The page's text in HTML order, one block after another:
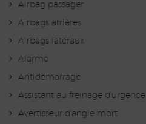
Airbag passager
Airbags arrières
Airbags latéraux
Alarme
Antidémarrage
Assistant au freinage d'urgence
Avertisseur d'angle mort